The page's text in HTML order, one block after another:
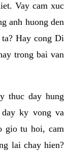
Vay cam xuc
anh huong den
Hay cong Di
trong bai van
thuc day hung
ky vong va
gio tu hoi, cam
lai chay hien?